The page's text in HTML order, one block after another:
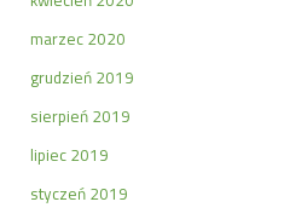
marzec 2020
grudzień 2019
sierpień 2019
lipiec 2019
styczeń 2019